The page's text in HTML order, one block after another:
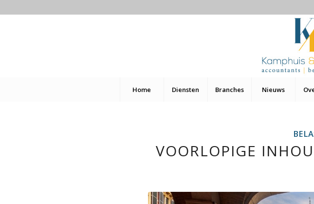
Home Diensten Branches Nieuws
VOORLOPIGE